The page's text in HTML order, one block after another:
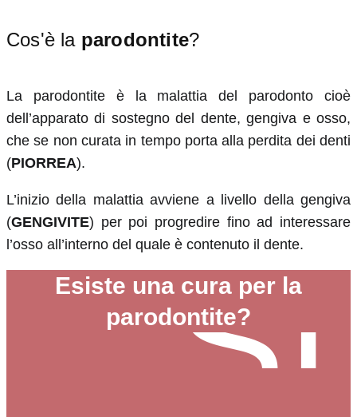
Cos'è la parodontite?
La parodontite è la malattia del parodonto cioè
dell’apparato di sostegno del dente, gengiva e osso,
che se non curata in tempo porta alla perdita dei denti
(PIORREA).
L’inizio della malattia avviene a livello della gengiva
(GENGIVITE) per poi progredire fino ad interessare
l’osso all’interno del quale è contenuto il dente.
Esiste una cura per la
parodontite?
Sì